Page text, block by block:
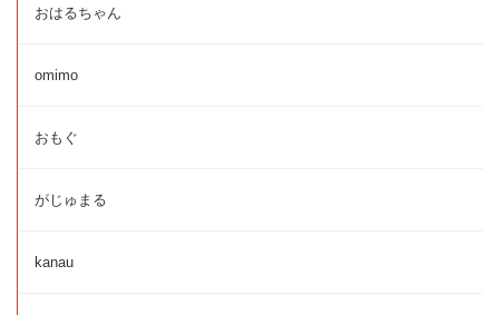
おはるちゃん
omimo
おもぐ
がじゅまる
kanau